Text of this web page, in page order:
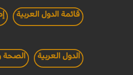
قائمة الدول العربية
الدول العربية الصحة